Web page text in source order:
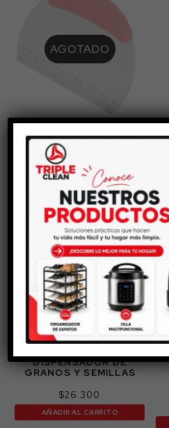
AGOTADO
CORTADOR Y ESPÁTULA
DE COCINA CON
MEDIDAS
$10.500
LEER MÁS
DISPENSADOR DE
GRANOS Y SEMILLAS
$26.300
AÑADIR AL CARRITO